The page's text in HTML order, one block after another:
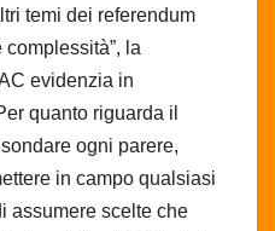
temi dei referendum
la
evidenzia in
quanto riguarda il
ogni parere,
in campo qualsiasi
assumere scelte che